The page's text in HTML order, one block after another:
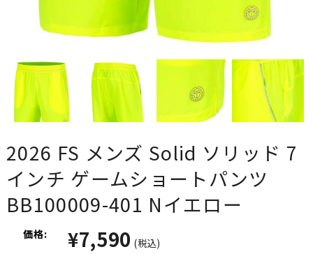
2026 FS メンズ Solid ソリッド 7
インチ ゲームショートパンツ
BB100009-401 Nイエロー
価格: ¥7,590 (税込)